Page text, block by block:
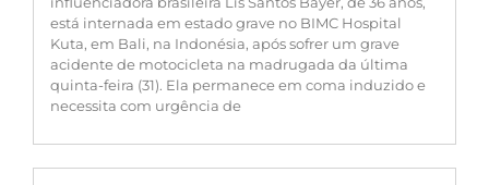
está internada em estado grave no BIMC Hospital
Kuta, em Bali, na Indonésia, após sofrer um grave
acidente de motocicleta na madrugada da última
quinta-feira (31). Ela permanece em coma induzido e
necessita com urgência de